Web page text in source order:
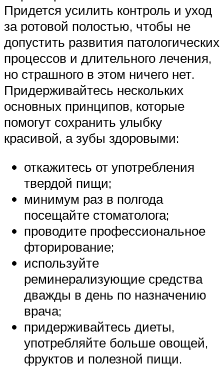
Придется усилить контроль и уход
за ротовой полостью, чтобы не
допустить развития патологических
процессов и длительного лечения,
но страшного в этом ничего нет.
Придерживайтесь нескольких
основных принципов, которые
помогут сохранить улыбку
красивой, а зубы здоровыми:
откажитесь от употребления
твердой пищи;
минимум раз в полгода
посещайте стоматолога;
проводите профессиональное
фторирование;
используйте
реминерализующие средства
дважды в день по назначению
врача;
придерживайтесь диеты,
употребляйте больше овощей,
фруктов и полезной пищи.